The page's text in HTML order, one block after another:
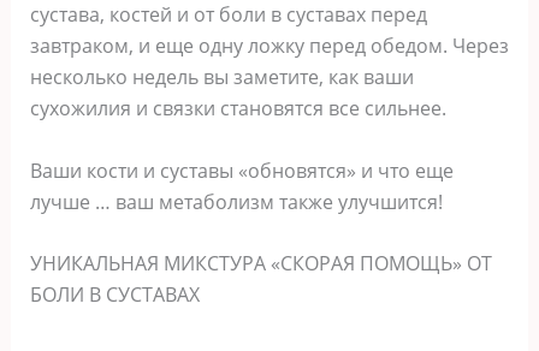
сустава, костей и от боли в суставах перед
завтраком, и еще одну ложку перед обедом. Через
несколько недель вы заметите, как ваши
сухожилия и связки становятся все сильнее.
Ваши кости и суставы «обновятся» и что еще
лучше … ваш метаболизм также улучшится!
УНИКАЛЬНАЯ МИКСТУРА «СКОРАЯ ПОМОЩЬ» ОТ
БОЛИ В СУСТАВАХ